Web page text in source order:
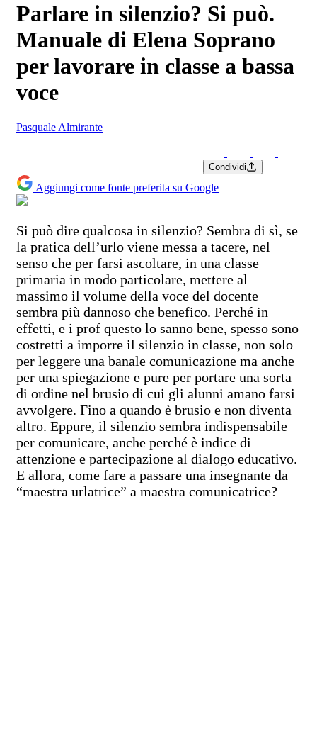
Parlare in silenzio? Si può.
Manuale di Elena Soprano
per lavorare in classe a bassa
voce
Pasquale Almirante
Condividi
Aggiungi come fonte preferita su Google
Si può dire qualcosa in silenzio? Sembra di sì, se
la pratica dell’urlo viene messa a tacere, nel
senso che per farsi ascoltare, in una classe
primaria in modo particolare, mettere al
massimo il volume della voce del docente
sembra più dannoso che benefico. Perché in
effetti, e i prof questo lo sanno bene, spesso sono
costretti a imporre il silenzio in classe, non solo
per leggere una banale comunicazione ma anche
per una spiegazione e pure per portare una sorta
di ordine nel brusio di cui gli alunni amano farsi
avvolgere. Fino a quando è brusio e non diventa
altro. Eppure, il silenzio sembra indispensabile
per comunicare, anche perché è indice di
attenzione e partecipazione al dialogo educativo.
E allora, come fare a passare una insegnante da
“maestra urlatrice” a maestra comunicatrice?